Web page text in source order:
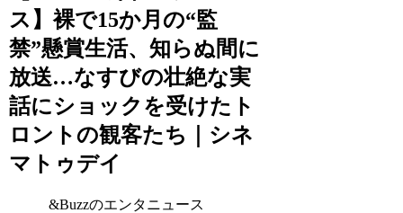
ス】裸で15か月の“監
禁”懸賞生活、知らぬ間に
放送…なすびの壮絶な実
話にショックを受けたト
ロントの観客たち｜シネ
マトゥデイ
&Buzzのエンタニュース